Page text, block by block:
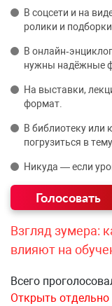
В соцсети и на
ролики и подборки.
В
нужны надёжные
На выставки,
формат.
В библиотеку
погрузиться в
Никуда — если
Взгляд зумера:
влияют на
Всего
Открыть отдельно